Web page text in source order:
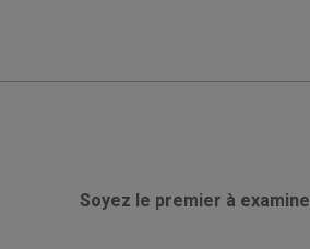
Soyez le premier à